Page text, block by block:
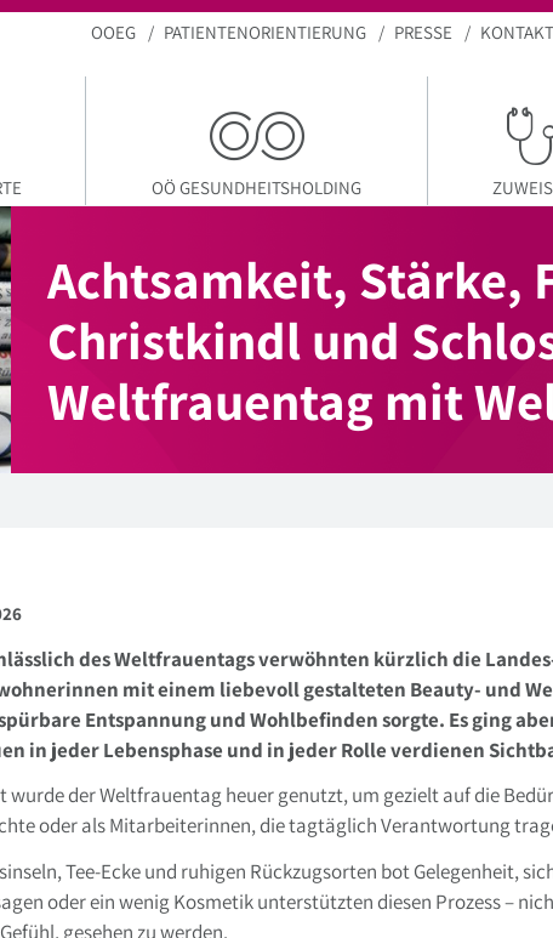
OOEG PATIENTENORIENTIERUNG PRESSE KONTAKT
OÖ GESUNDHEITSHOLDING
Achtsamkeit, Stärke,
Christkindl und
Weltfrauentag mit
Anlässlich des Weltfrauentags verwöhnten kürzlich die
mit einem liebevoll gestalteten Beauty- und
Entspannung und Wohlbefinden sorgte. Es ging
in jeder Lebensphase und in jeder Rolle verdienen
wurde der Weltfrauentag heuer genutzt, um gezielt auf die
oder als Mitarbeiterinnen, die tagtäglich Verantwortung
Tee-Ecke und ruhigen Rückzugsorten bot Gelegenheit,
oder ein wenig Kosmetik unterstützten diesen Prozess –
gesehen zu werden.